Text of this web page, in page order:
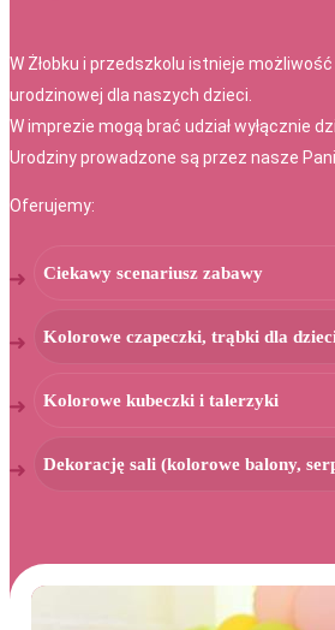
W Żłobku i przedszkolu istnieje
urodzinowej dla naszych dzieci.
W imprezie mogą brać udział wyłącznie
Urodziny prowadzone są przez nasze
Oferujemy:
Ciekawy scenariusz zabawy
Kolorowe czapeczki, trąbki dla
Kolorowe kubeczki i talerzyki
Dekorację sali (kolorowe balony,